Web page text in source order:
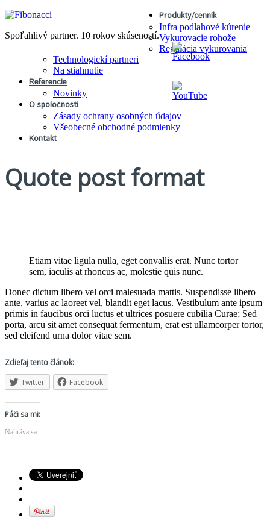
Spoľahlivý partner. 10 rokov skúseností.
Produkty/cenník
Infra podlahové kúrenie
Vykurovacie rohože
Regulácia vykurovania
Technologickí partneri
Na stiahnutie
Referencie
Novinky
O spoločnosti
Zásady ochrany osobných údajov
Všeobecné obchodné podmienky
Kontakt
Quote post format
Etiam vitae ligula nulla, eget convallis erat. Nunc tortor
sem, iaculis at rhoncus ac, molestie quis nunc.
Donec dictum libero vel orci malesuada mattis. Suspendisse libero
ante, varius ac laoreet vel, blandit eget lacus. Vestibulum ante ipsum
primis in faucibus orci luctus et ultrices posuere cubilia Curae; Sed
porta, arcu sit amet consequat fermentum, erat est ullamcorper tortor,
sed eleifend urna dolor vitae sem.
Zdieľaj tento článok:
Twitter
Facebook
Páči sa mi:
Nahráva sa...